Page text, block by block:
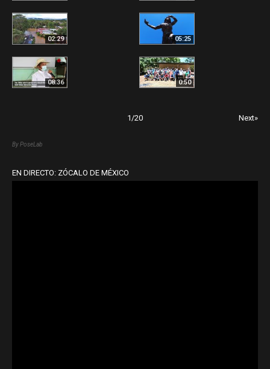
02:29 05:25
08:36 0:50
1/20 Next»
By PoseLab
EN DIRECTO: ZÓCALO DE MÉXICO